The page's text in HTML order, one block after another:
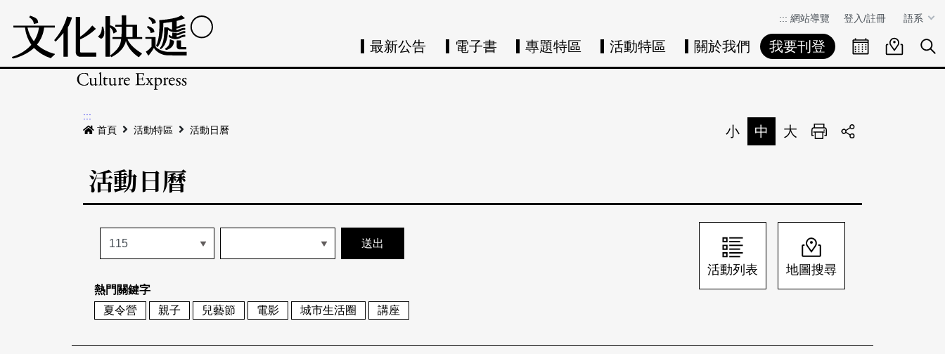
::: 網站導覽 登入/註冊 語系
最新公告 電子書 專題特區 活動特區 關於我們 我要刊登 活動日曆活動地圖展
:::
首頁
活動特區 活動日曆 小 中 大 列印
活動日曆
熱門關鍵字
夏令營
親子 兒藝節 電影 城市生活圈 講座
活動列表 地圖搜尋